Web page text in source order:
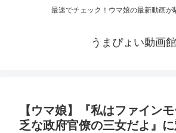
最速でチェック！ウマ娘の最新動画が
うまぴょい動画館
【ウマ娘】『私はファイン
乏な政府官僚の三女だよ』